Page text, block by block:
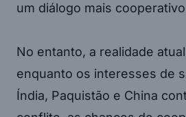
um diálogo mais
No entanto, a realidade
enquanto os interesses de
Índia, Paquistão e China